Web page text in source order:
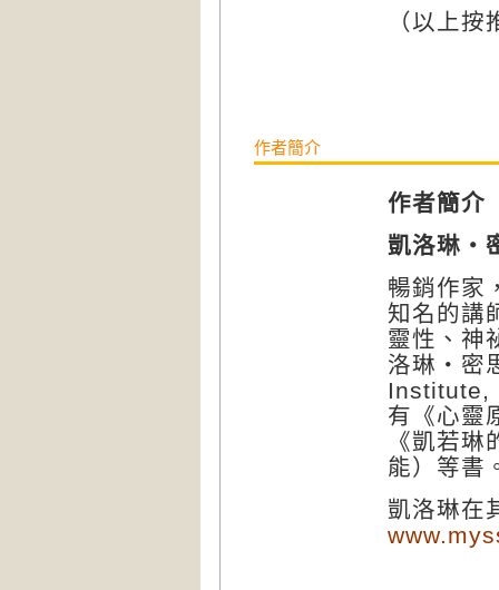
（以上
作者簡介
作者簡介
凱洛琳‧
暢銷作家
知名的講
靈性、神
洛琳‧密
Institute,
有《心靈
《凱若
能）等書
凱洛琳在